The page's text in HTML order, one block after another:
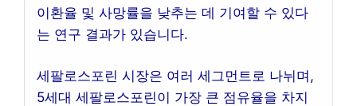
이환율 및 사망률을 낮추는 데 기여할 수 있다
는 연구 결과가 있습니다.
세팔로스포린 시장은 여러 세그먼트로 나뉘며,
5세대 세팔로스포린이 가장 큰 점유율을 차지